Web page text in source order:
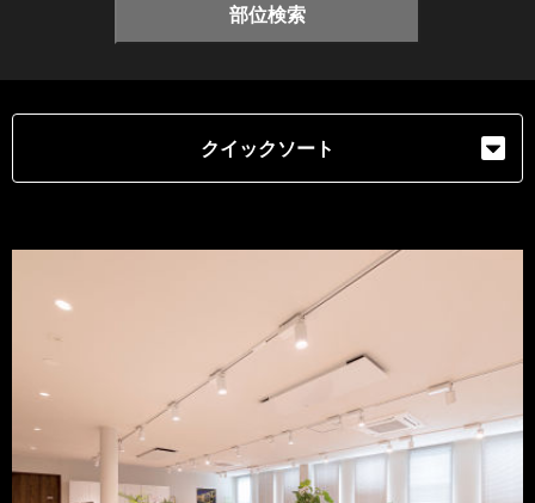
部位検索
クイックソート